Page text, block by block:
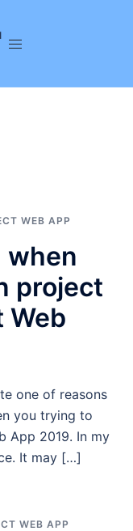
WEB APP
when
project
Web
one of reasons
you trying to
App 2019. In my
It may […]
WEB APP